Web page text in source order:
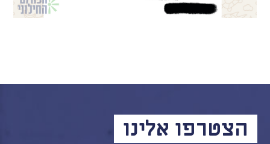
הרשמה לעדכונים
הצטרפו אלינו